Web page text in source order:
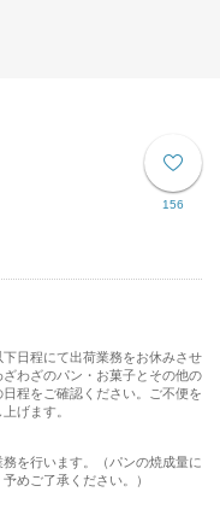
156
日程にて出荷業務をお休みさせ
わざのパン・お菓子とその他の
程をご確認ください。ご不便を
げます。
を行います。（パンの焼成量に
めご了承ください。）